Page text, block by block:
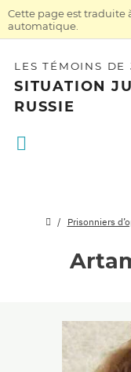
Cette page est traduite
automatique.
LES TÉMOINS DE
SITUATION
RUSSIE
Prisonniers